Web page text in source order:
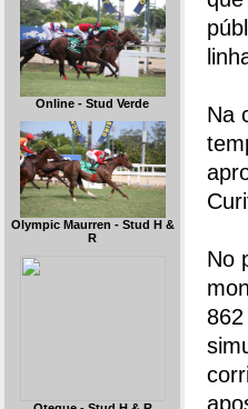
Online - Stud Verde
Olympic Maurren - Stud H &
R
Na
No